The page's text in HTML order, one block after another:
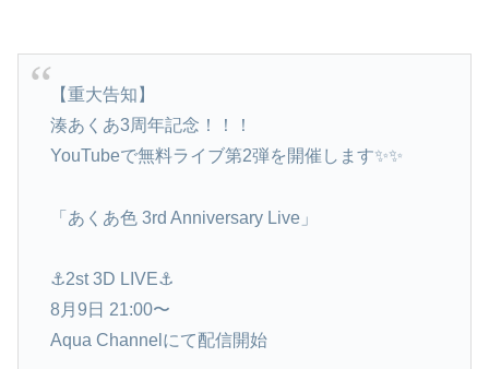
【重大告知】
湊あくあ3周年記念！！！
YouTubeで無料ライブ第2弾を開催します✨✨
「あくあ色 3rd Anniversary Live」
⚓2st 3D LIVE⚓
8月9日 21:00〜
Aqua Channelにて配信開始